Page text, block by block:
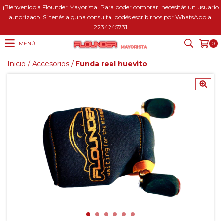
¡Bienvenido a Flounder Mayorista! Para poder comprar, necesitás un usuario
autorizado. Si tenés alguna consulta, podés escribirnos por WhatsApp al
2234245731
MENÚ 0
Inicio / Accesorios / Funda reel huevito